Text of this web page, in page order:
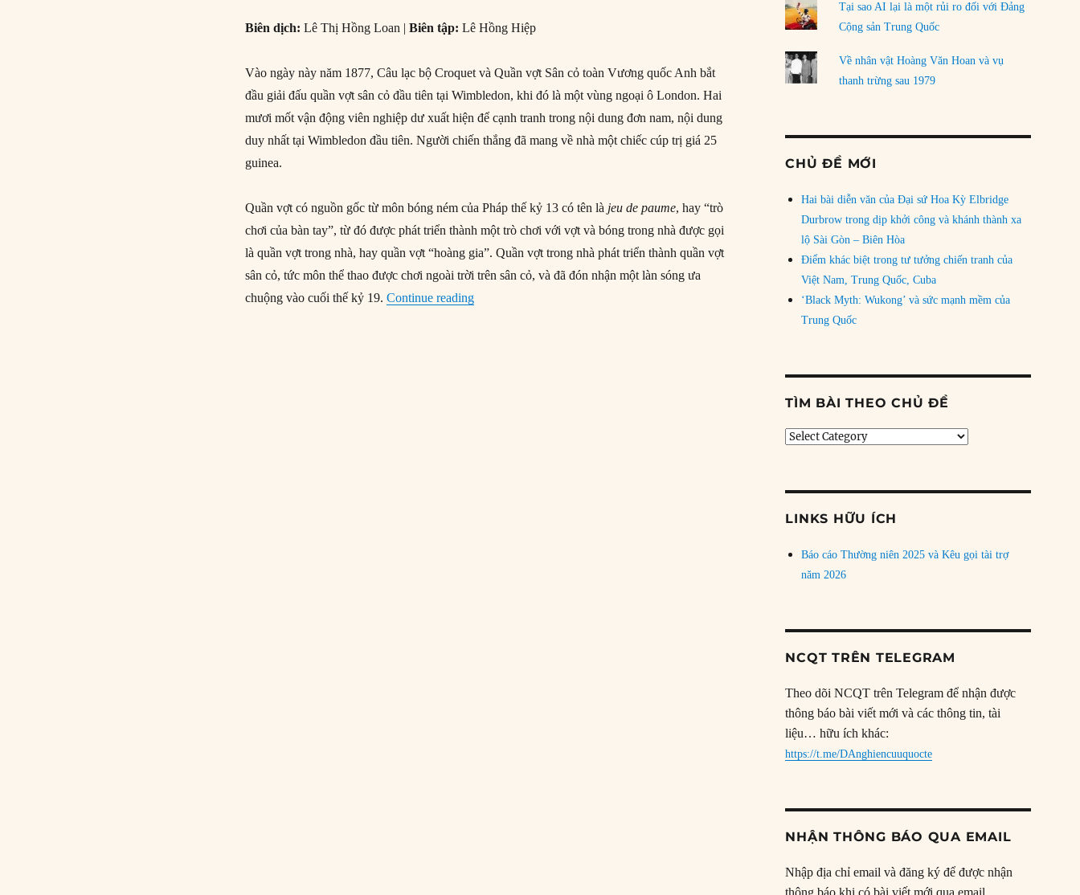
Biên dịch: Lê Thị Hồng Loan |Biên tập:Lê Hồng Hiệp
Vào ngày này năm 1877, Câu lạc bộ Croquet và Quần vợt Sân cỏ toàn Vương quốc Anh bắt
đầu giải đấu quần vợt sân cỏ đầu tiên tại Wimbledon, khi đó là một vùng ngoại ô London. Hai
mươi mốt vận động viên nghiệp dư xuất hiện để cạnh tranh trong nội dung đơn nam, nội dung
duy nhất tại Wimbledon đầu tiên. Người chiến thắng đã mang về nhà một chiếc cúp trị giá 25
guinea.
Quần vợt có nguồn gốc từ môn bóng ném của Pháp thế kỷ 13 có tên là jeu de paume, hay “trò
chơi của bàn tay”, từ đó được phát triển thành một trò chơi với vợt và bóng trong nhà được gọi
là quần vợt trong nhà, hay quần vợt “hoàng gia”. Quần vợt trong nhà phát triển thành quần vợt
sân cỏ, tức môn thể thao được chơi ngoài trời trên sân cỏ, và đã đón nhận một làn sóng ưa
chuộng vào cuối thế kỷ 19.Continue reading“09/07/1877: Giải Quần vợt Wimbledon ra đời”
Tại sao AI lại là một rủi ro đối với Đảng
Cộng sản Trung Quốc
Về nhân vật Hoàng Văn Hoan và vụ
thanh trừng sau 1979
CHỦ ĐỀ MỚI
Hai bài diễn văn của Đại sứ Hoa Kỳ Elbridge
Durbrow trong dịp khởi công và khánh thành xa
lộ Sài Gòn – Biên Hòa
Điểm khác biệt trong tư tưởng chiến tranh của
Việt Nam, Trung Quốc, Cuba
‘Black Myth: Wukong’ và sức mạnh mềm của
Trung Quốc
TÌM BÀI THEO CHỦ ĐỀ
Tìm
LINKS HỮU ÍCH
Báo cáo Thường niên 2025 và Kêu gọi tài trợ
năm 2026
NCQT TRÊN TELEGRAM
Theo dõi NCQT trên Telegram để nhận được
thông báo bài viết mới và các thông tin, tài
liệu… hữu ích khác:
https://t.me/DAnghiencuuquocte
NHẬN THÔNG BÁO QUA EMAIL
Nhập địa chỉ email và đăng ký để được nhận